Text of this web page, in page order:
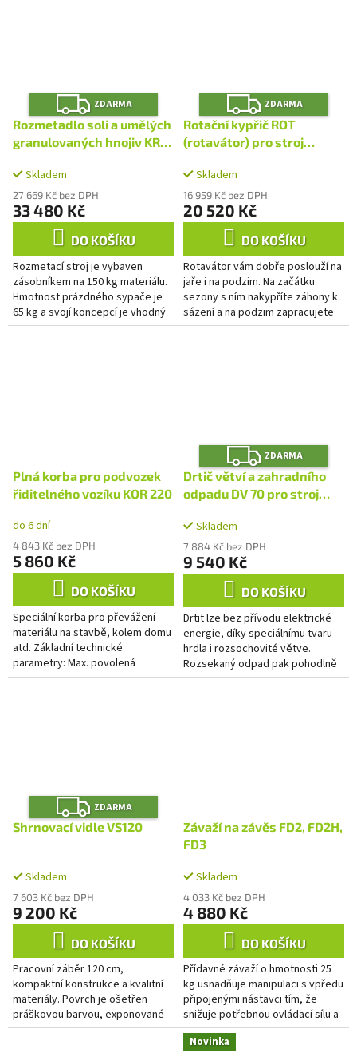
Z
D
A
R
M
ZDARMA
Rozmetadlo soli a umělých
granulovaných hnojiv KRH
Skladem
27 669 Kč bez DPH
33 480 Kč
DO KOŠÍKU
Rozmetací stroj je vybaven
zásobníkem na 150 kg materiálu.
Hmotnost prázdného sypače je
65 kg a svojí koncepcí je vhodný
pro ošetřování areálů středně
Z
D
A
R
M
ZDARMA
Rotační kypřič ROT
(rotavátor) pro stroj
Skladem
16 959 Kč bez DPH
20 520 Kč
DO KOŠÍKU
Rotavátor vám dobře poslouží na
jaře i na podzim. Na začátku
sezony s ním nakypříte záhony k
sázení a na podzim zapracujete
hnůj, či jiné hnojivo do půdy. Na
Plná korba pro podvozek
řiditelného vozíku KOR 220
do 6 dní
4 843 Kč bez DPH
5 860 Kč
DO KOŠÍKU
Speciální korba pro převážení
materiálu na stavbě, kolem domu
atd. Základní technické
parametry: Max. povolená
nosnost: 220 kg Korba:
Z
D
A
R
M
A
ZDARMA
Drtič větví a zahradního
odpadu DV 70 pro stroj
Skladem
7 884 Kč bez DPH
9 540 Kč
DO KOŠÍKU
Drtit lze bez přívodu elektrické
energie, díky speciálnímu tvaru
hrdla i rozsochovité větve.
Rozsekaný odpad pak pohodlně
použijete pro mulčování nebo do
Z
D
A
R
ZDARMA
Shrnovací vidle VS120
Skladem
7 603 Kč bez DPH
9 200 Kč
DO KOŠÍKU
Pracovní záběr 120 cm,
kompaktní konstrukce a kvalitní
materiály. Povrch je ošetřen
práškovou barvou, exponované
části jsou pozinkované pro vyšší
Závaží na závěs FD2, FD2H,
FD3
Skladem
4 033 Kč bez DPH
4 880 Kč
DO KOŠÍKU
Přídavné závaží o hmotnosti 25
kg usnadňuje manipulaci s vpředu
připojenými nástavci tím, že
snižuje potřebnou ovládací sílu a
zároveň zvyšuje trakci pohonné
jednotky. Jeho...
Novinka